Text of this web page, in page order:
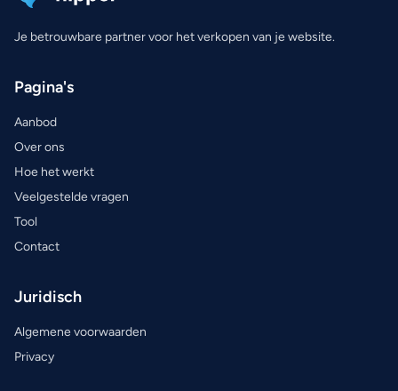
Je betrouwbare partner voor het verkopen van je website.
Pagina's
Aanbod
Over ons
Hoe het werkt
Veelgestelde vragen
Tool
Contact
Juridisch
Algemene voorwaarden
Privacy